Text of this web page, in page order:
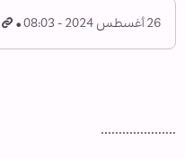
26 أغسطس 2024 - 08:03
.....................